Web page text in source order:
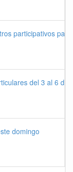
participativos
del 3 al 6 de
domingo